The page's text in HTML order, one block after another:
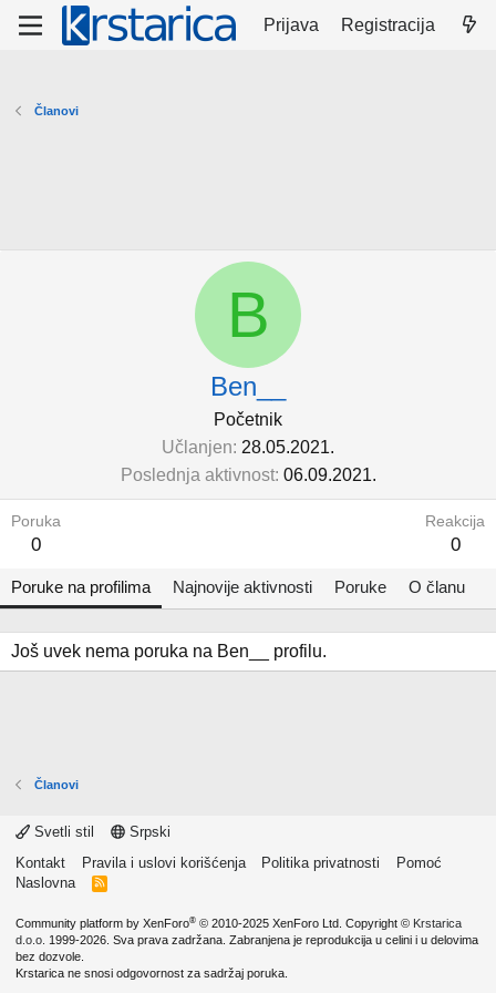
Prijava Registracija
Članovi
B
Ben__
Početnik
Učlanjen 28.05.2021.
Poslednja aktivnost 06.09.2021.
Poruka
0
Reakcija
0
Poruke na profilima Najnovije aktivnosti Poruke O članu
Još uvek nema poruka na Ben__ profilu.
Članovi
Svetli stil
Srpski
Kontakt
Pravila i uslovi korišćenja Politika privatnosti
Pomoć
Naslovna
R
Community platform by XenForo® © 2010-2025 XenForo Ltd. Copyright © Krstarica
d.o.o. 1999-2026. Sva prava zadržana. Zabranjena je reprodukcija u celini i u delovima
bez dozvole.
Krstarica ne snosi odgovornost za sadržaj poruka.